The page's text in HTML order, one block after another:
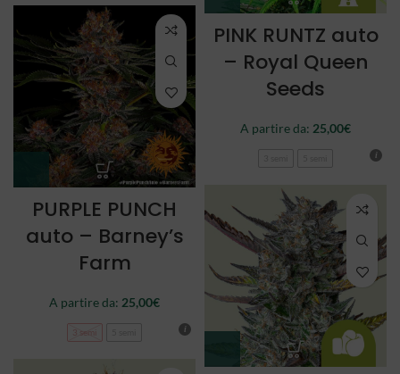
PINK RUNTZ auto
– Royal Queen
Seeds
A partire da: 25,00€
PURPLE PUNCH
auto – Barney’s
Farm
A partire da: 25,00€
3 semi